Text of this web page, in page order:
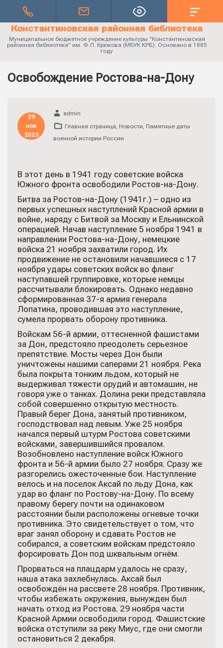
Константиновская районная библиотека
Муниципальное бюджетное учреждение культуры "Константиновская
районная библиотека" им. Ф.П. Крюкова (МБУК КРБ). Основано в 1885
году
Освобождение Ростова-на-Дону
29
ноя
2023
admin
Главная страница, Новости, Памятные даты
военной истории России
В этот день в 1941 году советские войска
Южного фронта освободили Ростов-на-Дону.
Битва за Ростов-на-Дону (1941г.) – одно из
первых успешных наступлений Красной армии в
войне, наряду с Битвой за Москву и Ельнинской
операцией. Начав наступление 5 ноября 1941 в
направлении Ростова-на-Дону, немецкие
войска 21 ноября захватили город. Их
продвижение не остановили начавшиеся с 17
ноября удары советских войск во фланг
наступавшей группировке, которые немцы
рассчитывали блокировать. Однако недавно
сформированная 37-я армия генерала
Лопатина, проводившая это наступление,
сумела прорвать оборону противника.
Войскам 56-й армии, оттесненной фашистами
за Дон, предстояло преодолеть серьезное
препятствие. Мосты через Дон были
уничтожены нашими саперами 21 ноября. Река
была покрыта тонким льдом, который не
выдерживал тяжести орудий и автомашин, не
говоря уже о танках. Долина реки представляла
собой совершенно открытую местность.
Правый берег Дона, занятый противником,
господствовал над левым. Уже 25 ноября
начался первый штурм Ростова советскими
войсками, завершившийся провалом.
Возобновлено наступление войск Южного
фронта и 56-й армии было 27 ноября. Сразу же
разгорелись ожесточенные бои. Наступление
велось и на поселок Аксай по льду Дона, как
удар во фланг по Ростову-на-Дону. По всему
правому берегу почти на одинаковом
расстоянии были расположены огневые точки
противника. Это свидетельствует о том, что
враг занял оборону и сдавать Ростов не
собирался, а советским войскам предстояло
форсировать Дон под шквальным огнём.
Прорваться на плацдарм удалось не сразу,
наша атака захлебнулась. Аксай был
освобождён на рассвете 28 ноября. Противник,
чтобы избежать окружения, вынужден был
начать отход из Ростова. 29 ноября части
Красной Армии освободили город. Фашистские
войска отступили за реку Миус, где они смогли
остановиться 2 декабря.